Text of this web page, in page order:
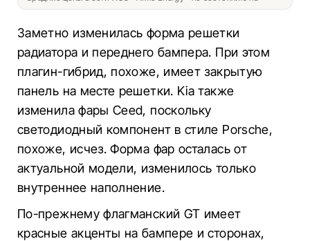
Заметно изменилась форма решетки
радиатора и переднего бампера. При этом
плагин-гибрид, похоже, имеет закрытую
панель на месте решетки. Kia также
изменила фары Ceed, поскольку
светодиодный компонент в стиле Porsche,
похоже, исчез. Форма фар осталась от
актуальной модели, изменилось только
внутреннее наполнение.
По-прежнему флагманский GT имеет
красные акценты на бампере и сторонах,